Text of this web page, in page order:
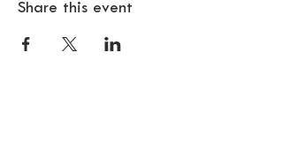
Share this event